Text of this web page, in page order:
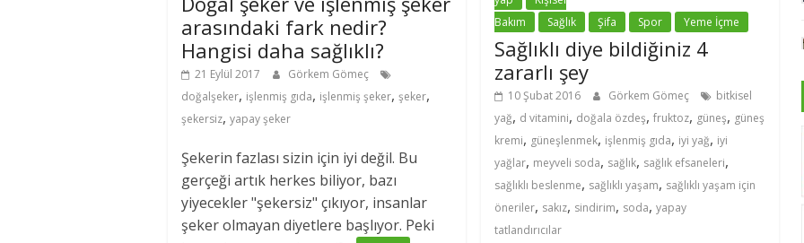
arasındaki fark nedir?
Hangisi daha sağlıklı?
21 Eylül 2017
Görkem Gömeç
doğalşeker, işlenmiş gıda, işlenmiş şeker, şeker,
şekersiz, yapay şeker
Şekerin fazlası sizin için iyi değil. Bu
gerçeği artık herkes biliyor, bazı
yiyecekler "şekersiz" çıkıyor, insanlar
şeker olmayan diyetlere başlıyor. Peki
Bakım
Sağlık Şifa Spor Yeme İçme
Sağlıklı diye bildiğiniz 4
zararlı şey
10 Şubat 2016 Görkem Gömeç
bitkisel
yağ, d vitamini, doğala özdeş,fruktoz, güneş, güneş
kremi, güneşlenmek, işlenmiş gıda, iyi yağ, iyi
yağlar, meyveli soda, sağlık, sağlık efsaneleri,
sağlıklı beslenme, sağlıklı yaşam, sağlıklı yaşam için
öneriler, sakız, sindirim, soda,yapay
tatlandırıcılar